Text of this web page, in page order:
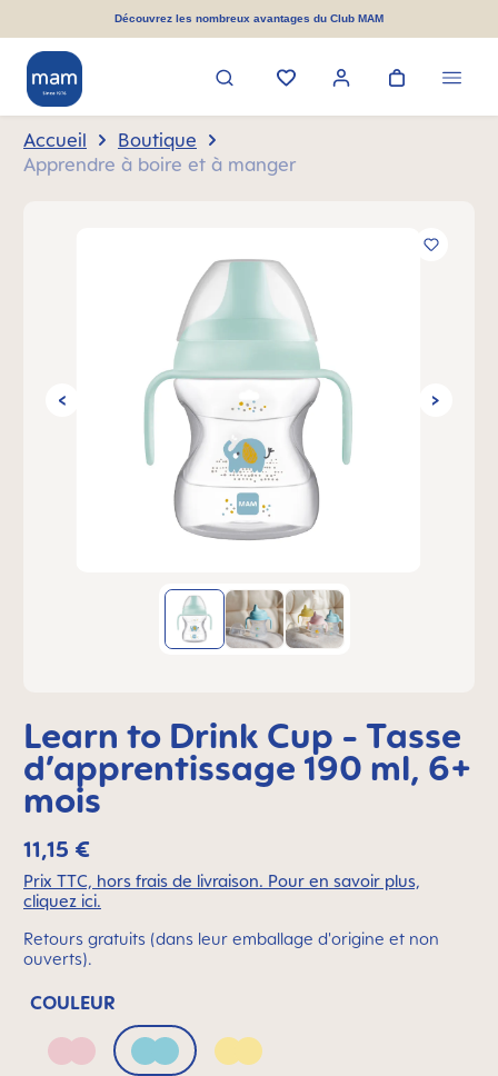
principalDécouvrez les nombreux avantages du Club MAM
Accueil
Boutique
Apprendre à boire et à manger
Learn to Drink Cup - Tasse
d’apprentissage 190 ml, 6+
mois
11,15 €
Prix TTC, hors frais de livraison. Pour en savoir plus,
cliquez ici.
Retours gratuits (dans leur emballage d'origine et non
ouverts).
COULEUR
Blush Sage Sunlight